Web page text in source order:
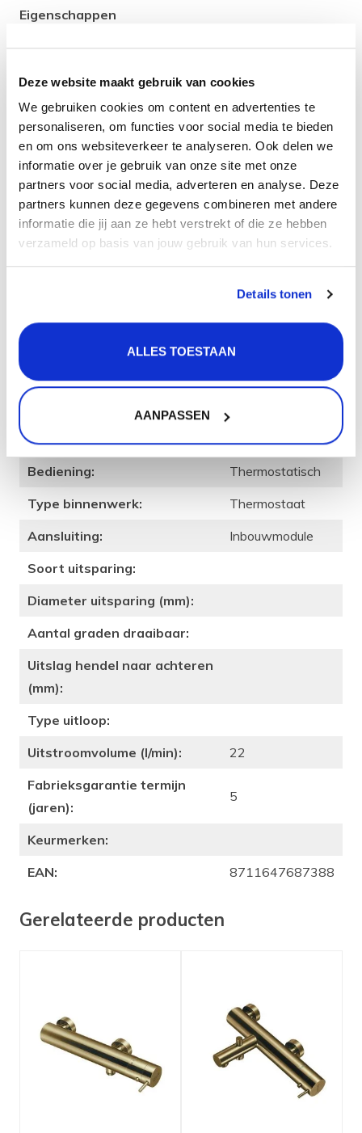
Deze website maakt gebruik van cookies
We gebruiken cookies om content en advertenties te
personaliseren, om functies voor social media te bieden
en om ons websiteverkeer te analyseren. Ook delen we
informatie over je gebruik van onze site met onze
partners voor social media, adverteren en analyse. Deze
partners kunnen deze gegevens combineren met andere
informatie die jij aan ze hebt verstrekt of die ze hebben
verzameld op basis van jouw gebruik van hun services.
Details tonen
ALLES TOESTAAN
AANPASSEN
Eigenschappen
Garantietermijn: 5 jaar
Kleur en materiaal
De kraan heeft de kleur Gold / Goud en de behuizing is
gemaakt van het materiaal RVS. RVS is een sterk en
hittebestendig materiaal. Daarnaast is het ook
hygiënisch, want RVS kan tegen verschillende bijtende
zuren en materialen. RVS is ook onderhoudsvriendelijk
en makkelijk te combineren met andere materialen in je
badkamer.
Merk:
Afwerking (kleur):
Gold / Goud
Bediening:
Thermostatisch
Type binnenwerk:
Thermostaat
Aansluiting:
Inbouwmodule
Soort uitsparing:
Diameter uitsparing (mm):
Aantal graden draaibaar:
Uitslag hendel naar achteren
(mm):
Type uitloop:
Uitstroomvolume (l/min):
22
Fabrieksgarantie termijn
(jaren):
5
Keurmerken:
EAN:
8711647687388
Gerelateerde producten